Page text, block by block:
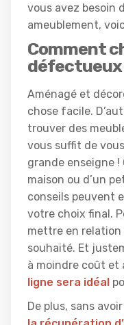
vous avez besoin
ameublement,
Comment
défectueux
Aménagé et
chose facile.
trouver des
vous suffit de
grande enseigne !
maison ou d’un
conseils peuvent
votre choix final.
mettre en relation
souhaité. Et
à moindre coût et
ligne sera idéal
De plus, sans